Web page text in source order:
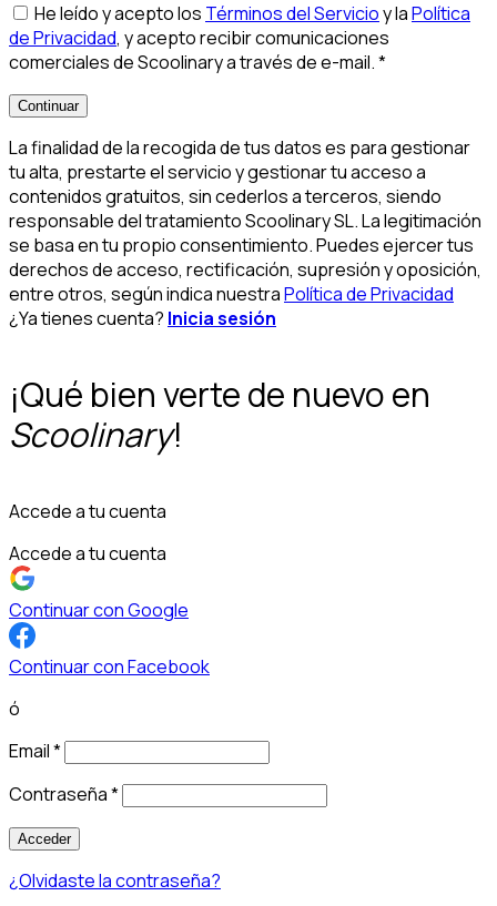
He leído y acepto los Términos del Servicioy laPolítica
de Privacidad, y acepto recibir comunicaciones
comerciales de Scoolinary a través de e-mail.*
Continuar
La finalidad de la recogida de tus datos es para gestionar
tu alta, prestarte el servicio y gestionar tu acceso a
contenidos gratuitos, sin cederlos a terceros, siendo
responsable del tratamiento Scoolinary SL. La legitimación
se basa en tu propio consentimiento. Puedes ejercer tus
derechos de acceso, rectificación, supresión y oposición,
entre otros, según indica nuestraPolítica de Privacidad
¿Ya tienes cuenta? Inicia sesión
¡Qué bien verte de nuevo en
Scoolinary!
Accede a tu cuenta
Accede a tu cuenta
Continuar con Google
Continuar con Facebook
ó
Email*
Contraseña*
Acceder
¿Olvidaste la contraseña?